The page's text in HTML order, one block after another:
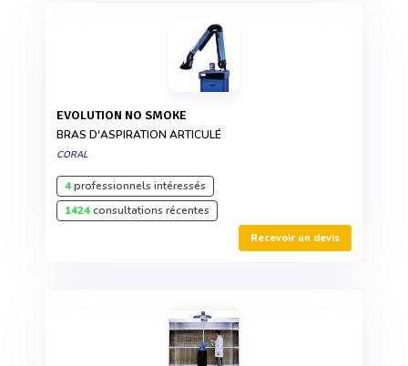
EVOLUTION NO SMOKE
BRAS D'ASPIRATION ARTICULÉ
CORAL
4professionnels intéressés
1424consultations récentes
Recevoir un devis